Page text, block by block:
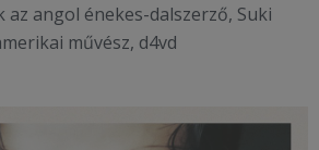
az angol énekes-dalszerző, Suki
művész, d4vd